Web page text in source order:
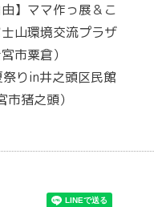
】ママ作っ展＆こ
山環境交流プラザ
市粟倉）
りin井之頭区民館
市猪之頭）